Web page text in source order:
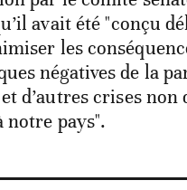
avait été "conçu
les
négatives de la
d’autres crises non
notre pays".